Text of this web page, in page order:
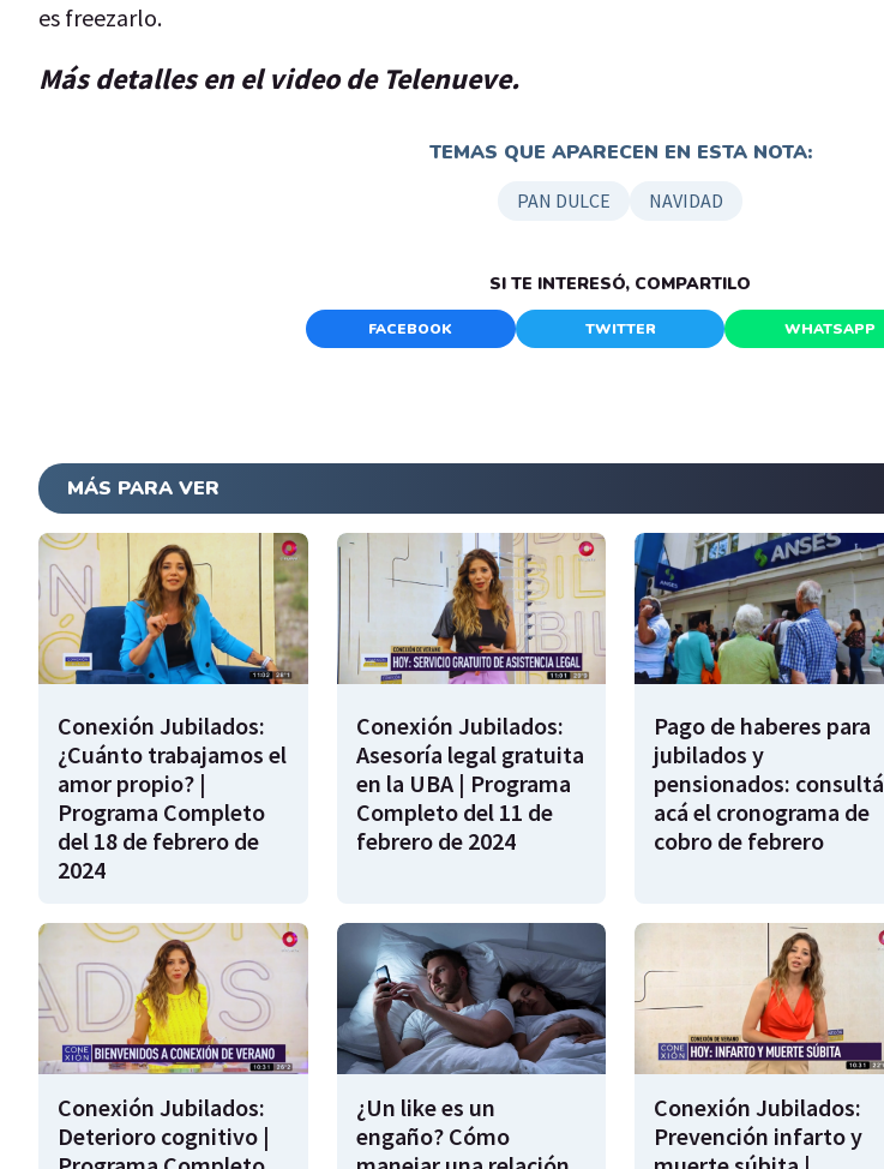
es freezarlo.
Más detalles en el video de Telenueve.
TEMAS QUE APARECEN EN ESTA NOTA:
PAN DULCE NAVIDAD
SI TE INTERESÓ, COMPARTILO
FACEBOOK TWITTER WHATSAPP
MÁS PARA VER
Conexión Jubilados:
¿Cuánto trabajamos el
amor propio? |
Programa Completo
del 18 de febrero de
2024
Conexión Jubilados:
Asesoría legal gratuita
en la UBA | Programa
Completo del 11 de
febrero de 2024
Pago de haberes para
jubilados y
pensionados: consultá
acá el cronograma de
cobro de febrero
Conexión Jubilados:
Deterioro cognitivo |
¿Un like es un
engaño? Cómo
Conexión Jubilados:
Prevención infarto y